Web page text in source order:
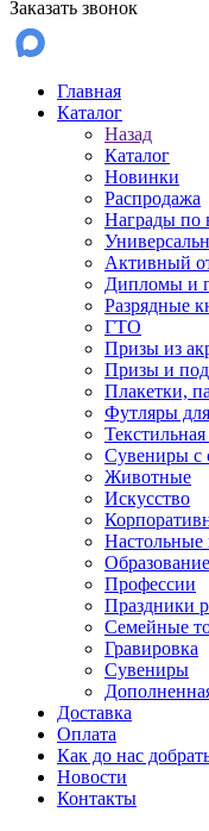
Заказать звонок
Главная
Каталог
Назад
Каталог
Новинки
Распродажа
Награды по
Активный
Дипломы и
Разрядные
ГТО
Призы из
Призы и
Плакетки,
Футляры
Сувениры с
Животные
Искусство
Настольные
Образование
Профессии
Праздники
Семейные
Гравировка
Сувениры
Доставка
Оплата
Как до нас
Новости
Контакты